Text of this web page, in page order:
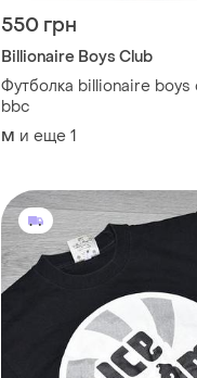
550 грн
Billionaire Boys Club
Футболка billionaire boys
bbc
M и еще 1